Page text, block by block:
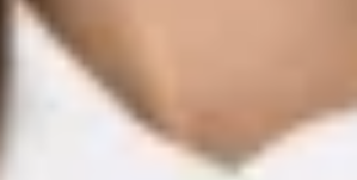
Kontakt speichern
leidenheimer@ahg-mobile.de
Kontakt speichern